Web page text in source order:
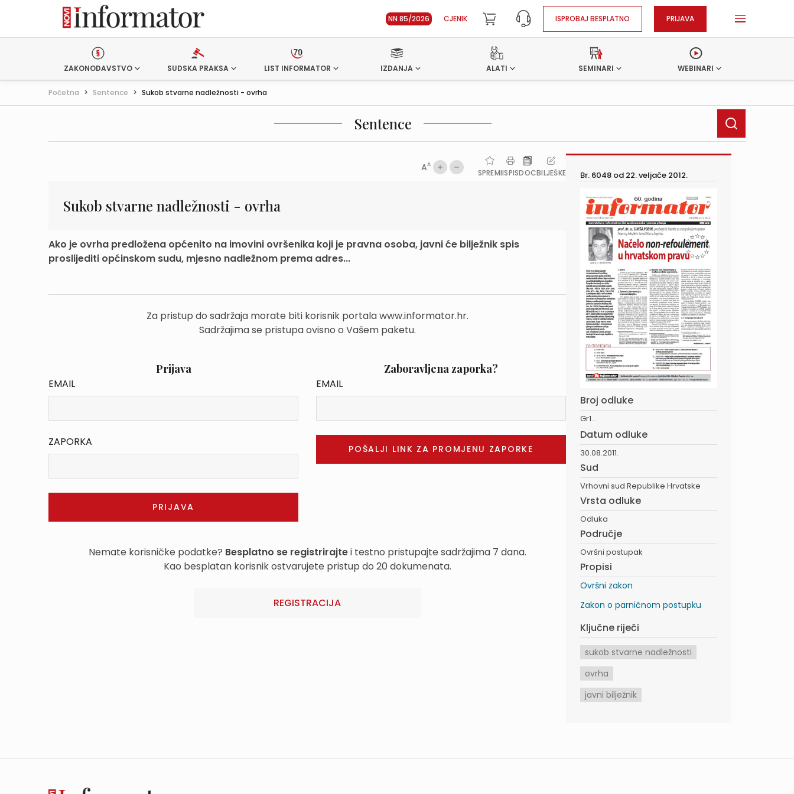
NN 85/2026 CJENIK ISPROBAJ BESPLATNO PRIJAVA
ZAKONODAVSTVO SUDSKA PRAKSA LIST INFORMATOR IZDANJA ALATI SEMINARI WEBINARI
Početna > Sentence > Sukob stvarne nadležnosti - ovrha
Sentence
AA
SPREMIISPISDOCBILJEŠKE
Sukob stvarne nadležnosti - ovrha
Ako je ovrha predložena općenito na imovini ovršenika koji je pravna osoba, javni će bilježnik spis
proslijediti općinskom sudu, mjesno nadležnom prema adres...
Za pristup do sadržaja morate biti korisnik portala www.informator.hr.
Sadržajima se pristupa ovisno o Vašem paketu.
Prijava
EMAIL
ZAPORKA
Zaboravljena zaporka?
EMAIL
Nemate korisničke podatke? Besplatno se registrirajtei testno pristupajte sadržajima 7 dana.
Kao besplatan korisnik ostvarujete pristup do 20 dokumenata.
REGISTRACIJA
Br. 6048 od 22. veljače 2012.
Broj odluke
Gr1...
Datum odluke
30.08.2011.
Sud
Vrhovni sud Republike Hrvatske
Vrsta odluke
Odluka
Područje
Ovršni postupak
Propisi
Ovršni zakon
Zakon o parničnom postupku
Ključne riječi
sukob stvarne nadležnosti
ovrha
javni bilježnik